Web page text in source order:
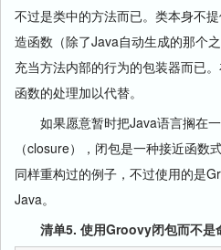
不过是类中的方法而已。类本身不
造函数（除了Java自动生成的那个
充当方法内部的行为的包装器而已
函数的处理加以代替。
如果愿意暂时把Java语言搁在一
（closure），闭包是一种接近函数
同样重构过的例子，不过使用的是
Java。
清单5. 使用Groovy闭包而不是